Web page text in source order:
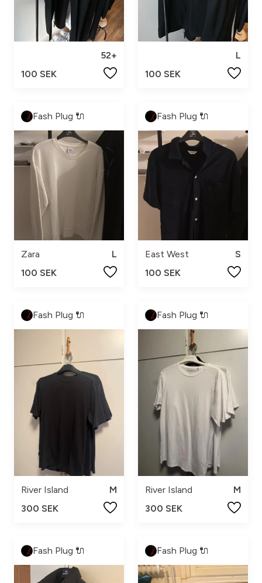
52+
100 SEK
L
100 SEK
Fash Plug 🔌
Zara
L
100 SEK
Fash Plug 🔌
East West
S
100 SEK
Fash Plug 🔌
River Island
M
300 SEK
Fash Plug 🔌
River Island
M
300 SEK
Fash Plug 🔌 Fash Plug 🔌